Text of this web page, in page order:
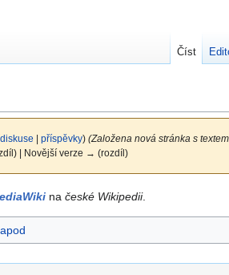
diskuse příspěvky) (Založena nová stránka s
| Novější verze → (rozdíl)
na české Wikipedii.
Číst